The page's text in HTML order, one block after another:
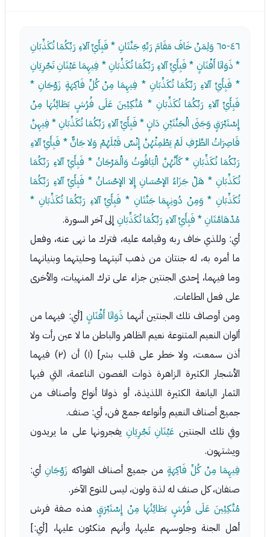
٤٦-٦٥
وَلِمَنْ خَافَ مَقَامَ رَبِّهِ جَنَّتَانِ * فَبِأَيِّ آلاءِ رَبِّكُمَا تُكَذِّبَانِ
* ذَوَاتَا أَفْنَانٍ * فَبِأَيِّ آلاءِ رَبِّكُمَا تُكَذِّبَانِ * فِيهِمَا عَيْنَانِ تَجْرِيَانِ
* فَبِأَيِّ آلاءِ رَبِّكُمَا تُكَذِّبَانِ * فِيهِمَا مِنْ كُلِّ فَاكِهَةٍ زَوْجَانِ *
فَبِأَيِّ آلاءِ رَبِّكُمَا تُكَذِّبَانِ * مُتَّكِئِينَ عَلَى فُرُشٍ بَطَائِنُهَا مِنْ
إِسْتَبْرَقٍ وَجَنَى الْجَنَّتَيْنِ دَانٍ * فَبِأَيِّ آلاءِ رَبِّكُمَا تُكَذِّبَانِ * فِيهِنَّ
قَاصِرَاتُ الطَّرْفِ لَمْ يَطْمِثْهُنَّ إِنْسٌ قَبْلَهُمْ وَلا جَانٌّ * فَبِأَيِّ آلاءِ
رَبِّكُمَا تُكَذِّبَانِ * كَأَنَّهُنَّ الْيَاقُوتُ وَالْمَرْجَانُ * فَبِأَيِّ آلاءِ رَبِّكُمَا
تُكَذِّبَانِ * هَلْ جَزَاءُ الإحْسَانِ إِلا الإحْسَانُ * فَبِأَيِّ آلاءِ رَبِّكُمَا
تُكَذِّبَانِ * وَمِنْ دُونِهِمَا جَنَّتَانِ * فَبِأَيِّ آلاءِ رَبِّكُمَا تُكَذِّبَانِ *
مُدْهَامَّتَانِ * فَبِأَيِّ آلاءِ رَبِّكُمَا تُكَذِّبَانِ إلى آخر السورة.
أي: وللذي خاف ربه وقيامه عليه، فترك ما نهى عنه، وفعل
ما أمره به، له جنتان من ذهب آنيتهما وحليتهما وبنيانهما
وما فيهما، إحدى الجنتين جزاء على ترك المنهيات، والأخرى
على فعل الطاعات.
ومن أوصاف تلك الجنتين أنهما ذَوَاتَا أَفْنَانٍ [أي: فيهما من
ألوان النعيم المتنوعة نعيم الظاهر والباطن ما لا عين رأت ولا
أذن سمعت، ولا خطر على قلب بشر] (١) أن (٢) فيهما
الأشجار الكثيرة الزاهرة ذوات الغصون الناعمة، التي فيها
الثمار اليانعة الكثيرة اللذيذة، أو ذواتا أنواع وأصناف من
جميع أصناف النعيم وأنواعه جمع فن، أي: صنف.
وفي تلك الجنتين عَيْنَانِ تَجْرِيَانِ يفجرونها على ما يريدون
ويشتهون.
فِيهِمَا مِنْ كُلِّ فَاكِهَةٍ من جميع أصناف الفواكه زَوْجَانِأي:
صنفان، كل صنف له لذة ولون، ليس للنوع الآخر.
مُتَّكِئِينَ عَلَى فُرُشٍ بَطَائِنُهَا مِنْ إِسْتَبْرَقٍ هذه صفة فرش
أهل الجنة وجلوسهم عليها، وأنهم متكئون عليها، [أي:]